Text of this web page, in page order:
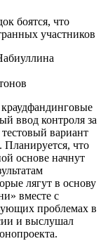
боятся, что
участников
краудфандинговые
ввод контроля за
вариант
Планируется, что
основе начнут
лягут в основу
вместе с
проблемах в
и выслушал